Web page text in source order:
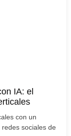
IA: el
con un
sociales de